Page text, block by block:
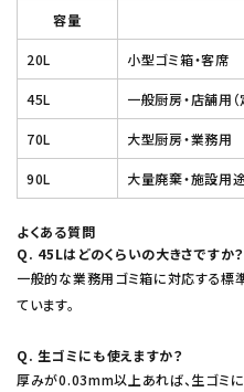
容量
20L 小型ゴミ箱・客席
45L 一般厨房・店舗用（
70L 大型厨房・業務用
90L 大量廃棄・施設用
よくある質問
Q. 45Lはどのくらいの大きさですか？
一般的な業務用ゴミ箱に対応する標
ています。
Q. 生ゴミにも使えますか？
厚みが0.03mm以上あれば、生ゴミに